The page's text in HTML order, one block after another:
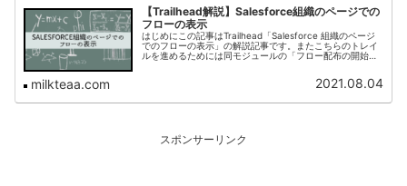
【Trailhead解説】Salesforce組織のページでの
フローの表示
はじめにこの記事はTrailhead「Salesforce 組織のページ
でのフローの表示」の解説記事です。またこちらのトレイ
ルを進めるためには同モジュールの「フロー配布の開始」
milkteaa.com 2021.08.04
スポンサーリンク